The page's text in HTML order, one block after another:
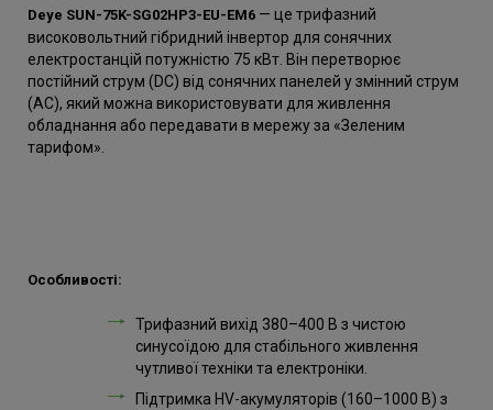
Deye SUN-75K-SG02HP3-EU-EM6 — це трифазний
високовольтний гібридний інвертор для сонячних
електростанцій потужністю 75 кВт. Він перетворює
постійний струм (DC) від сонячних панелей у змінний струм
(AC), який можна використовувати для живлення
обладнання або передавати в мережу за «Зеленим
тарифом».
Особливості:
Трифазний вихід 380–400 В з чистою
синусоїдою для стабільного живлення
чутливої техніки та електроніки.
Підтримка HV-акумуляторів (160–1000 В) з